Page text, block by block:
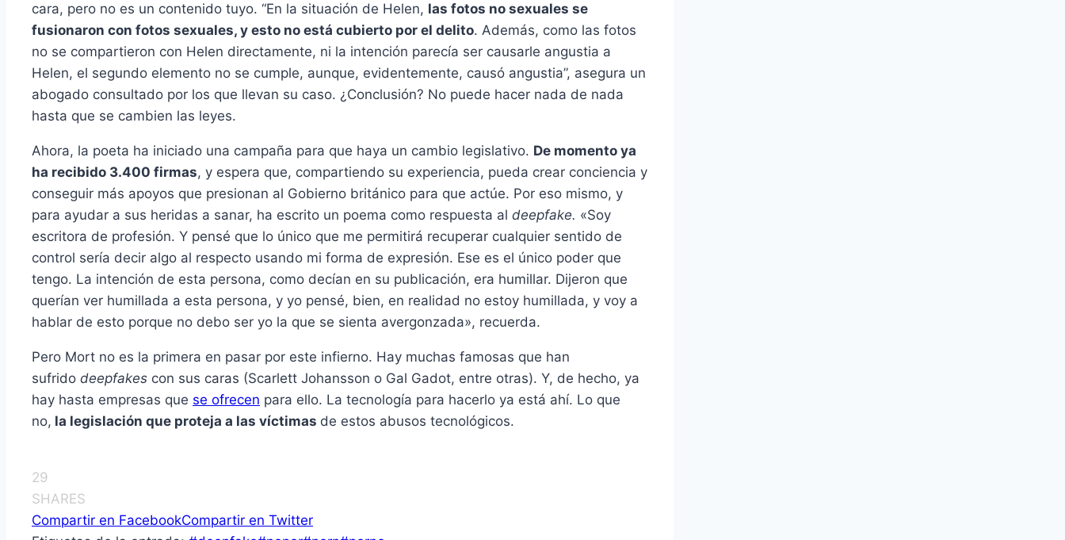
cara, pero no es un contenido tuyo. “En la situación de Helen, las fotos no sexuales se
fusionaron con fotos sexuales, y esto no está cubierto por el delito. Además, como las fotos
no se compartieron con Helen directamente, ni la intención parecía ser causarle angustia a
Helen, el segundo elemento no se cumple, aunque, evidentemente, causó angustia”, asegura un
abogado consultado por los que llevan su caso. ¿Conclusión? No puede hacer nada de nada
hasta que se cambien las leyes.
Ahora, la poeta ha iniciado una campaña para que haya un cambio legislativo. De momento ya
ha recibido 3.400 firmas, y espera que, compartiendo su experiencia, pueda crear conciencia y
conseguir más apoyos que presionan al Gobierno británico para que actúe. Por eso mismo, y
para ayudar a sus heridas a sanar, ha escrito un poema como respuesta al deepfake. «Soy
escritora de profesión. Y pensé que lo único que me permitirá recuperar cualquier sentido de
control sería decir algo al respecto usando mi forma de expresión. Ese es el único poder que
tengo. La intención de esta persona, como decían en su publicación, era humillar. Dijeron que
querían ver humillada a esta persona, y yo pensé, bien, en realidad no estoy humillada, y voy a
hablar de esto porque no debo ser yo la que se sienta avergonzada», recuerda.
Pero Mort no es la primera en pasar por este infierno. Hay muchas famosas que han
sufrido deepfakes con sus caras (Scarlett Johansson o Gal Gadot, entre otras). Y, de hecho, ya
hay hasta empresas que se ofrecen para ello. La tecnología para hacerlo ya está ahí. Lo que
no, la legislación que proteja a las víctimas de estos abusos tecnológicos.
29
SHARES
Compartir en FacebookCompartir en Twitter